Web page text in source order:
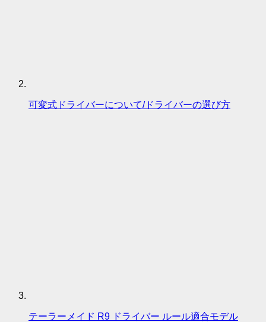
可変式ドライバーについて/ドライバーの選び方
テーラーメイド R9 ドライバー ルール適合モデル